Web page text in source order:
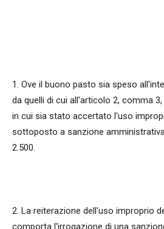
1. Ove il buono pasto sia speso
da quelli di cui all'articolo 2, comma
in cui sia stato accertato l'uso
sottoposto a sanzione
2.500.
2. La reiterazione dell'uso improprio
comporta l'irrogazione di una